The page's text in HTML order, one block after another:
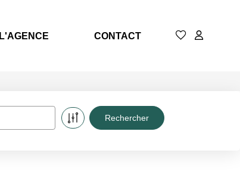
L'AGENCE CONTACT